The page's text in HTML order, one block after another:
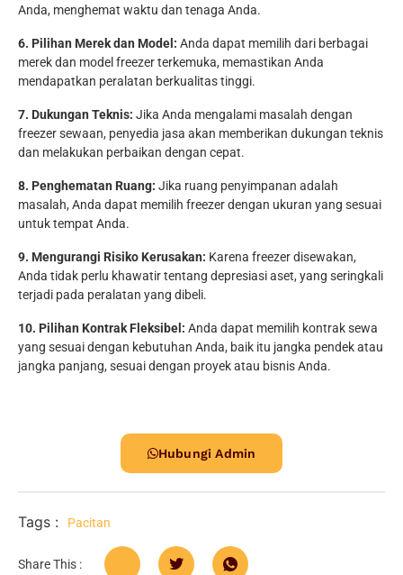
Anda, menghemat waktu dan tenaga Anda.
6. Pilihan Merek dan Model: Anda dapat memilih dari berbagai
merek dan model freezer terkemuka, memastikan Anda
mendapatkan peralatan berkualitas tinggi.
7. Dukungan Teknis: Jika Anda mengalami masalah dengan
freezer sewaan, penyedia jasa akan memberikan dukungan teknis
dan melakukan perbaikan dengan cepat.
8. Penghematan Ruang: Jika ruang penyimpanan adalah
masalah, Anda dapat memilih freezer dengan ukuran yang sesuai
untuk tempat Anda.
9. Mengurangi Risiko Kerusakan: Karena freezer disewakan,
Anda tidak perlu khawatir tentang depresiasi aset, yang seringkali
terjadi pada peralatan yang dibeli.
10. Pilihan Kontrak Fleksibel: Anda dapat memilih kontrak sewa
yang sesuai dengan kebutuhan Anda, baik itu jangka pendek atau
jangka panjang, sesuai dengan proyek atau bisnis Anda.
Hubungi Admin
Tags : Pacitan
Share This :